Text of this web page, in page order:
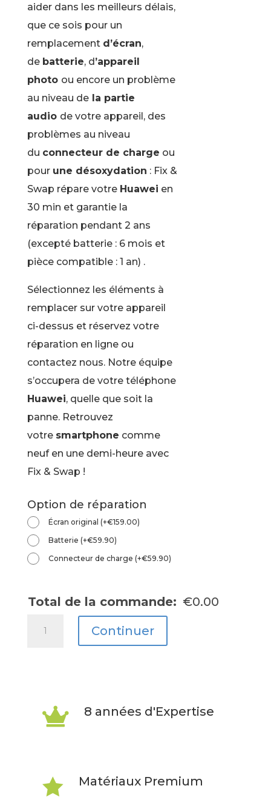
aider dans les meilleurs délais,
que ce sois pour un
remplacement d’écran,
de batterie, d’appareil
photo ou encore un problème
au niveau dela partie
audio de votre appareil, des
problèmes au niveau
du connecteur de charge ou
pour une désoxydation : Fix &
Swap répare votre Huawei en
30 min et garantie la
réparation pendant 2 ans
(excepté batterie : 6 mois et
pièce compatible : 1 an) .
Sélectionnez les éléments à
remplacer sur votre appareil
ci-dessus et réservez votre
réparation en ligne ou
contactez nous. Notre équipe
s’occupera de votre téléphone
Huawei, quelle que soit la
panne. Retrouvez
votre smartphone comme
neuf en une demi-heure avec
Fix & Swap !
Option de réparation
Écran original (+€159.00)
Batterie (+€59.90)
Connecteur de charge (+€59.90)
Total de la commande: €0.00
Continuer
 8 années d'Expertise
 Matériaux Premium